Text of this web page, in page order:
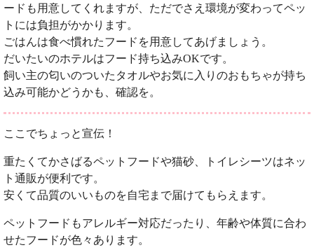
ードも用意してくれますが、ただでさえ環境が変わってペッ
トには負担がかかります。
ごはんは食べ慣れたフードを用意してあげましょう。
だいたいのホテルはフード持ち込みOKです。
飼い主の匂いのついたタオルやお気に入りのおもちゃが持ち
込み可能かどうかも、確認を。
ここでちょっと宣伝！
重たくてかさばるペットフードや猫砂、トイレシーツはネッ
ト通販が便利です。
安くて品質のいいものを自宅まで届けてもらえます。
ペットフードもアレルギー対応だったり、年齢や体質に合わ
せたフードが色々あります。